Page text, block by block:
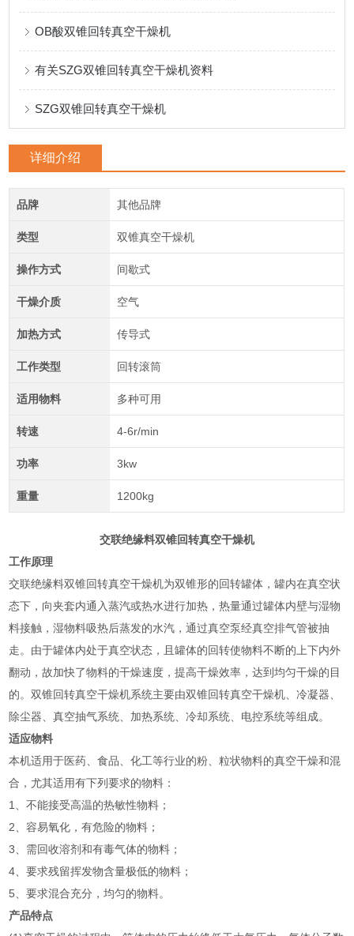
OB酸双锥回转真空干燥机
有关SZG双锥回转真空干燥机资料
SZG双锥回转真空干燥机
详细介绍
品牌 其他品牌
类型 双锥真空干燥机
操作方式 间歇式
干燥介质 空气
加热方式 传导式
工作类型 回转滚筒
适用物料 多种可用
转速 4-6r/min
功率 3kw
重量 1200kg
交联绝缘料双锥回转真空干燥机
工作原理
交联绝缘料双锥回转真空干燥机为双锥形的回转罐体，罐内在真空状
态下，向夹套内通入蒸汽或热水进行加热，热量通过罐体内壁与湿物
料接触，湿物料吸热后蒸发的水汽，通过真空泵经真空排气管被抽
走。由于罐体内处于真空状态，且罐体的回转使物料不断的上下内外
翻动，故加快了物料的干燥速度，提高干燥效率，达到均匀干燥的目
的。双锥回转真空干燥机系统主要由双锥回转真空干燥机、冷凝器、
除尘器、真空抽气系统、加热系统、冷却系统、电控系统等组成。
适应物料
本机适用于医药、食品、化工等行业的粉、粒状物料的真空干燥和混
合，尤其适用有下列要求的物料：
1、不能接受高温的热敏性物料；
2、容易氧化，有危险的物料；
3、需回收溶剂和有毒气体的物料；
4、要求残留挥发物含量极低的物料；
5、要求混合充分，均匀的物料。
产品特点